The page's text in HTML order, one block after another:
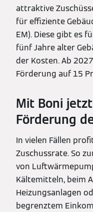
attraktive
für effiziente
EM). Diese gibt es
fünf Jahre alter
der Kosten. Ab
Förderung auf 15
Mit Boni
Förderung
In vielen Fällen
Zuschussrate. So
von
Kältemitteln, beim
Heizungsanlagen
begrenztem